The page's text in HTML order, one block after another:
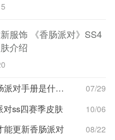
服饰 《香肠派对》SS4
介绍
香肠派对手册是什么 香肠派对手册是什么意思 07/29
ss四赛季皮肤 10/06
能更新香肠派对 08/22